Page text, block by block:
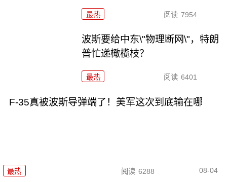
最热 阅读 7954
波斯要给中东\"物理断网\"，特朗
普忙递橄榄枝？
最热 阅读 6401
F-35真被波斯导弹端了！美军这次到底输在哪
最热 阅读 6288 08-04